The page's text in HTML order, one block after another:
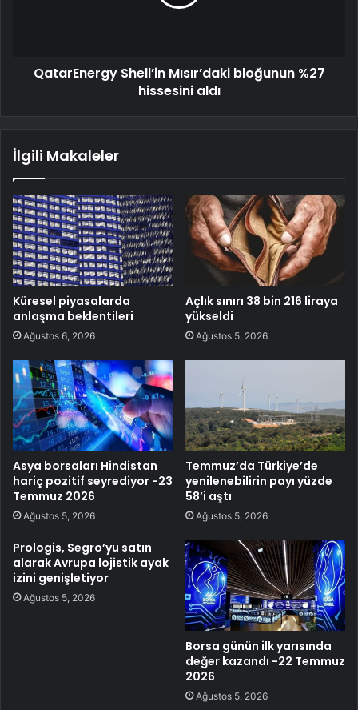
QatarEnergy Shell’in Mısır’daki bloğunun %27
hissesini aldı
İlgili Makaleler
Küresel piyasalarda
anlaşma beklentileri
Ağustos 6, 2026
Açlık sınırı 38 bin 216 liraya
yükseldi
Ağustos 5, 2026
Asya borsaları Hindistan
hariç pozitif seyrediyor -23
Temmuz 2026
Ağustos 5, 2026
Temmuz’da Türkiye’de
yenilenebilirin payı yüzde
58’i aştı
Ağustos 5, 2026
Prologis, Segro’yu satın
alarak Avrupa lojistik ayak
izini genişletiyor
Ağustos 5, 2026
Borsa günün ilk yarısında
değer kazandı -22 Temmuz
2026
Ağustos 5, 2026